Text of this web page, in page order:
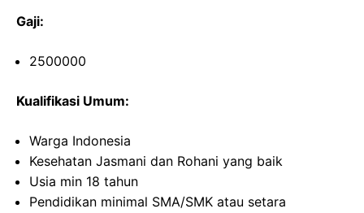
Gaji:
2500000
Kualifikasi Umum:
Warga Indonesia
Kesehatan Jasmani dan Rohani yang baik
Usia min 18 tahun
Pendidikan minimal SMA/SMK atau setara